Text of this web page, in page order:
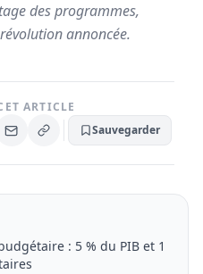
des programmes,
annoncée.
ARTICLE
Sauvegarder
: 5 % du PIB et 1